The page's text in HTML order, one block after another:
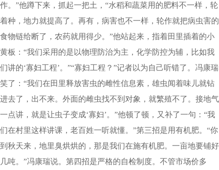
作。”他蹲下来，抓起一把土，“水稻和蔬菜用的肥料不一样，轮
着种，地力就提高了。再有，病害也不一样，轮作就把病虫害的
食物链给断了，农药就用得少。”他站起来，指着田里插着的小
黄板：“我们采用的是以物理防治为主，化学防控为辅，比如我
们讲的‘寡妇工程’。”“寡妇工程？”记者以为自己听错了。冯康瑞
笑了：“我们在田里释放害虫的雌性信息素，雄虫闻着味儿就钻
进去了，出不来。外面的雌虫找不到对象，就繁殖不了。接地气
一点讲，就是让虫子变成‘寡妇’。”他顿了顿，又补了一句：“我
们在村里这样讲课，老百姓一听就懂。”第三招是用有机肥。“你
到秋天来，地里臭烘烘的，那是我们在施有机肥。一亩地要铺好
几吨。”冯康瑞说。第四招是严格的自检制度。不管市场价多